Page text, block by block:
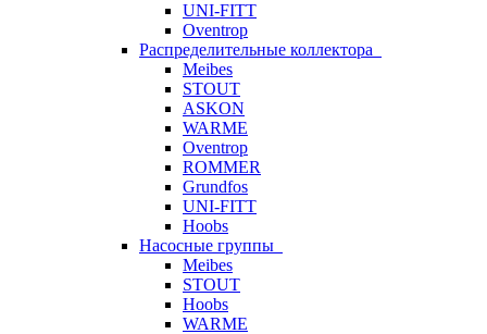
UNI-FITT
Oventrop
Распределительные коллектора
Meibes
STOUT
ASKON
WARME
Oventrop
ROMMER
Grundfos
UNI-FITT
Hoobs
Насосные группы
Meibes
STOUT
Hoobs
WARME